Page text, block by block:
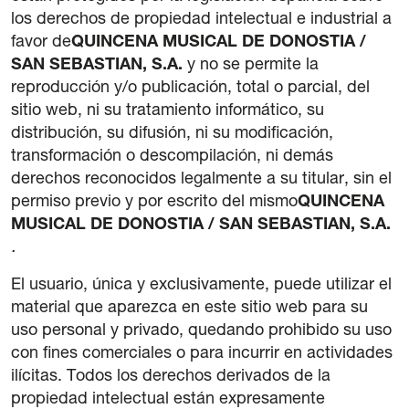
Legal notice
Privacy Policy
Cookie policy
General terms and conditions of purchase
los derechos de propiedad intelectual e industrial a
favor deQUINCENA MUSICAL DE DONOSTIA /
SAN SEBASTIAN, S.A. y no se permite la
reproducción y/o publicación, total o parcial, del
sitio web, ni su tratamiento informático, su
distribución, su difusión, ni su modificación,
transformación o descompilación, ni demás
derechos reconocidos legalmente a su titular, sin el
permiso previo y por escrito del mismoQUINCENA
MUSICAL DE DONOSTIA / SAN SEBASTIAN, S.A.
.
El usuario, única y exclusivamente, puede utilizar el
material que aparezca en este sitio web para su
uso personal y privado, quedando prohibido su uso
con fines comerciales o para incurrir en actividades
ilícitas. Todos los derechos derivados de la
propiedad intelectual están expresamente